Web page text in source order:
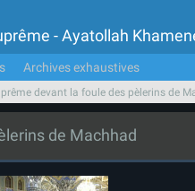
- Ayatollah
Archives exhaustives
devant la foule des pèlerins de
de Machhad